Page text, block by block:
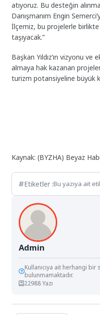
atıyoruz. Bu desteğin
Danışmanım Engin
İlçemiz, bu projelerle
taşıyacak.”
Başkan Yıldız’ın vizyonu ve
almaya hak kazanan
turizm potansiyeline büyük
Kaynak: (BYZHA) Beyaz
Etiketler :Bu yazıya ait
Admin
Kullanıcıya ait herhangi
bulunmamaktadır.
22988 Yazı